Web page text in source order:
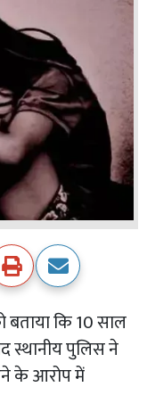
कि 10 साल
पुलिस ने
के आरोप में